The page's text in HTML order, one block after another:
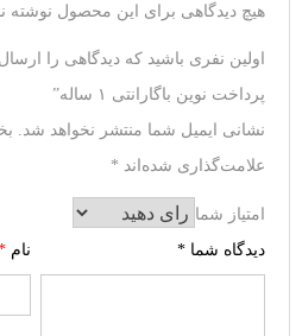
هیچ دیدگاهی برای این محصول نوشته
پرداخت نوین باگارانتی ۱ ساله”
نشانی ایمیل شما منتشر نخواهد شد.
علامت‌گذاری شده‌اند *
امتیاز شما
دیدگاه شما * نام